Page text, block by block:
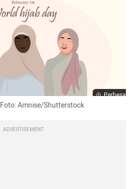
Perbesar
Amnise/Shutterstock
ADVERTISEMENT